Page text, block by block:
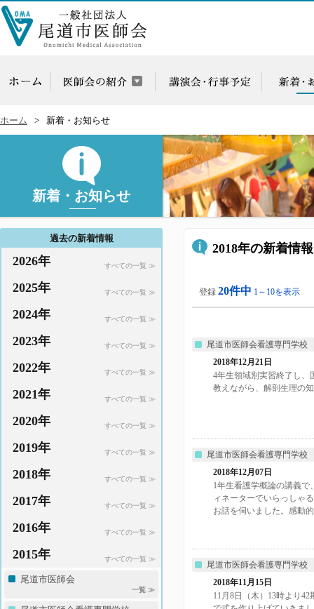
ホーム 新着・お知らせ
新着・お知らせ
2018年の新着情報
登録 20件中 1～10を表示
尾道市医師会看護専門学校
2018年12月21日
4年生領域別実習終了し、
教えながら、解剖生理の
尾道市医師会看護専門学校
2018年12月07日
1年生看護学概論の講義
ィネーターでいらっしゃ
お話を伺いました。感動
尾道市医師会看護専門学校
2018年11月15日
11月8日（木）13時より
過去の新着情報
2026年 すべての一覧 ≫
2025年 すべての一覧 ≫
2024年 すべての一覧 ≫
2023年 すべての一覧 ≫
2022年 すべての一覧 ≫
2021年 すべての一覧 ≫
2020年 すべての一覧 ≫
2019年 すべての一覧 ≫
2018年 すべての一覧 ≫
2017年 すべての一覧 ≫
2016年 すべての一覧 ≫
2015年 すべての一覧 ≫
尾道市医師会
一覧 ≫